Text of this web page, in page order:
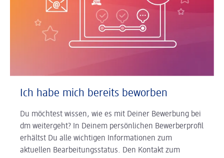
Ich habe mich bereits beworben
Du möchtest wissen, wie es mit Deiner Bewerbung bei
dm weitergeht? In Deinem persönlichen Bewerberprofil
erhältst Du alle wichtigen Informationen zum
aktuellen Bearbeitungsstatus. Den Kontakt zum